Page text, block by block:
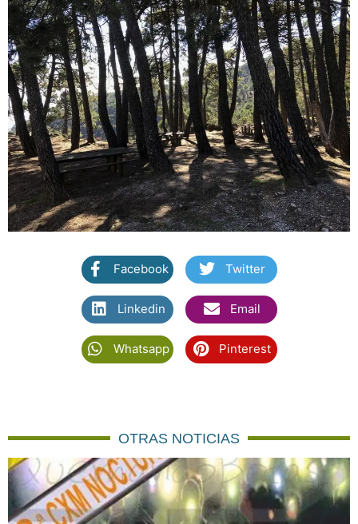
Facebook Twitter
Linkedin Email
Whatsapp Pinterest
OTRAS NOTICIAS